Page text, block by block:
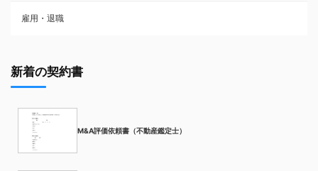
雇用・退職
新着の契約書
M&A評価依頼書（不動産鑑定士）